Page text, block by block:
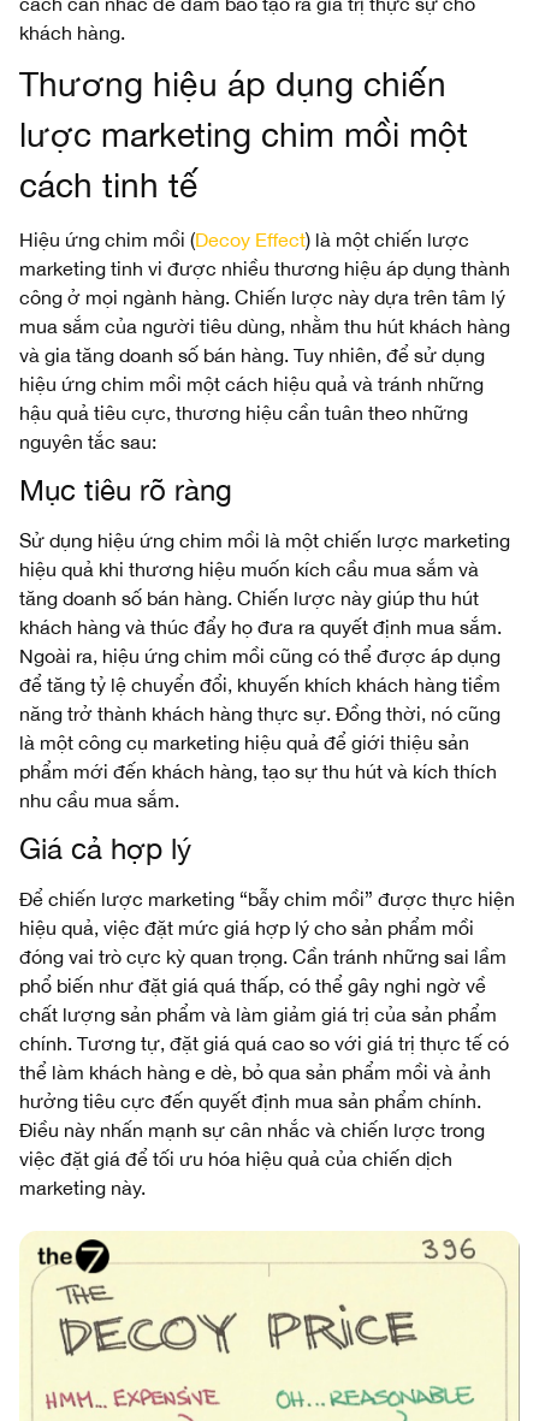
khách hàng.
Thương hiệu áp dụng chiến
lược marketing chim mồi một
cách tinh tế
Hiệu ứng chim mồi (Decoy Effect) là một chiến lược
marketing tinh vi được nhiều thương hiệu áp dụng thành
công ở mọi ngành hàng. Chiến lược này dựa trên tâm lý
mua sắm của người tiêu dùng, nhằm thu hút khách hàng
và gia tăng doanh số bán hàng. Tuy nhiên, để sử dụng
hiệu ứng chim mồi một cách hiệu quả và tránh những
hậu quả tiêu cực, thương hiệu cần tuân theo những
nguyên tắc sau:
Mục tiêu rõ ràng
Sử dụng hiệu ứng chim mồi là một chiến lược marketing
hiệu quả khi thương hiệu muốn kích cầu mua sắm và
tăng doanh số bán hàng. Chiến lược này giúp thu hút
khách hàng và thúc đẩy họ đưa ra quyết định mua sắm.
Ngoài ra, hiệu ứng chim mồi cũng có thể được áp dụng
để tăng tỷ lệ chuyển đổi, khuyến khích khách hàng tiềm
năng trở thành khách hàng thực sự. Đồng thời, nó cũng
là một công cụ marketing hiệu quả để giới thiệu sản
phẩm mới đến khách hàng, tạo sự thu hút và kích thích
nhu cầu mua sắm.
Giá cả hợp lý
Để chiến lược marketing “bẫy chim mồi” được thực hiện
hiệu quả, việc đặt mức giá hợp lý cho sản phẩm mồi
đóng vai trò cực kỳ quan trọng. Cần tránh những sai lầm
phổ biến như đặt giá quá thấp, có thể gây nghi ngờ về
chất lượng sản phẩm và làm giảm giá trị của sản phẩm
chính. Tương tự, đặt giá quá cao so với giá trị thực tế có
thể làm khách hàng e dè, bỏ qua sản phẩm mồi và ảnh
hưởng tiêu cực đến quyết định mua sản phẩm chính.
Điều này nhấn mạnh sự cân nhắc và chiến lược trong
việc đặt giá để tối ưu hóa hiệu quả của chiến dịch
marketing này.